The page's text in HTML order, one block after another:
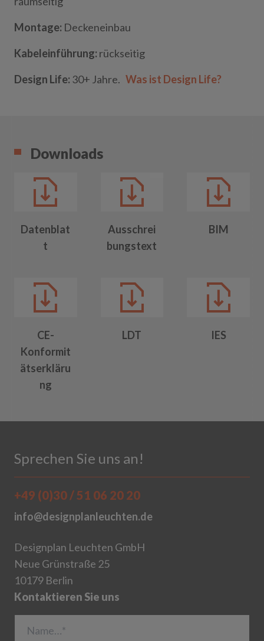
Montage: Deckeneinbau
Kabeleinführung: rückseitig
Design Life: 30+ Jahre. Was ist Design Life?
Downloads
Datenblat
t
Ausschrei
bungstext
BIM
CE-
Konformit
ätserkläru
ng
LDT IES
Sprechen Sie uns an!
+49 (0)30 / 51 06 20 20
info@designplanleuchten.de
Designplan Leuchten GmbH
Neue Grünstraße 25
10179 Berlin
Kontaktieren Sie uns